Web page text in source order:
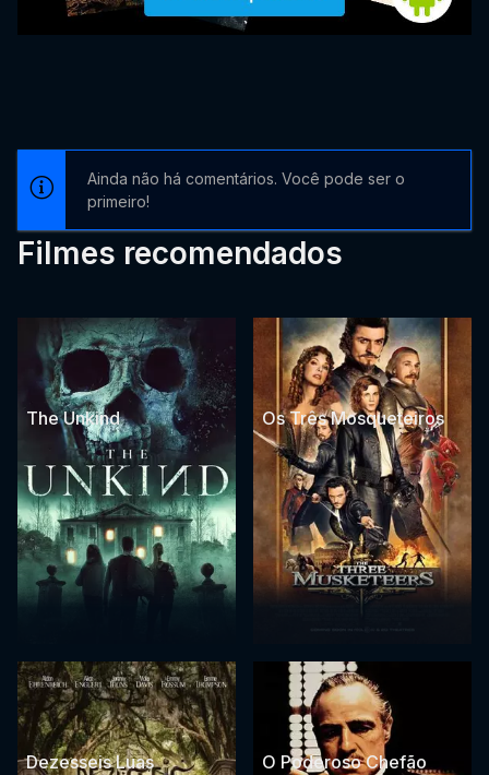
Ainda não há comentários. Você pode ser o
primeiro!
Filmes recomendados
The Unkind Os Três Mosqueteiros
Dezesseis Luas O Poderoso Chefão